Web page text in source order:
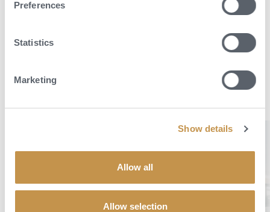
Preferences
Statistics
Marketing
Show details
Allow all
Allow selection